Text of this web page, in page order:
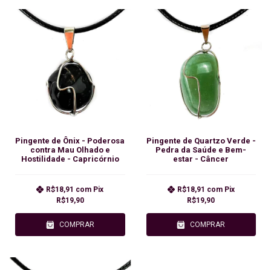
Pingente de Ônix - Poderosa
contra Mau Olhado e
Hostilidade - Capricórnio
R$19,90
R$18,91 com Pix
COMPRAR
Pingente de Quartzo Verde -
Pedra da Saúde e Bem-
estar - Câncer
R$19,90
R$18,91 com Pix
COMPRAR